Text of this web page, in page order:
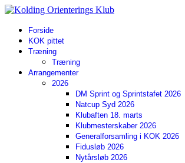
Forside
KOK pittet
Træning
Træning
Arrangementer
2026
DM Sprint og Sprintstafet 2026
Natcup Syd 2026
Klubaften 18. marts
Klubmesterskaber 2026
Generalforsamling i KOK 2026
Fidusløb 2026
Nytårsløb 2026